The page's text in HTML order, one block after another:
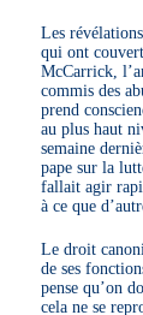
Les
qui ont
McCarrick,
commis des
prend
au plus haut
semaine
pape sur la
fallait agir
à ce que
Le droit
de ses
pense qu’on
cela ne se